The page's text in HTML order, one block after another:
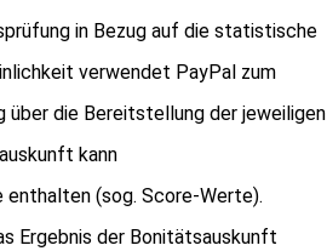
in Bezug auf die statistische
verwendet PayPal zum
über die Bereitstellung der jeweiligen
kann
(sog. Score-Werte).
Ergebnis der Bonitätsauskunft